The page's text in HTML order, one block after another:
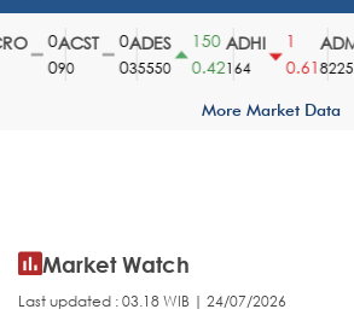
ACST
90
ADES
35550
150
0.42
ADHI
164
0.61
ADMF
8225
More Market Data
Market Watch
Last updated : 03.18 WIB | 24/07/2026